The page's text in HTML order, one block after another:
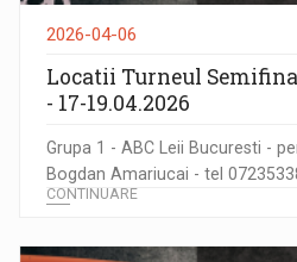
2026-04-06
Locatii Turneul
- 17-19.04.2026
Grupa 1 - ABC Leii Bucuresti -
Bogdan Amariucai - tel
CONTINUARE